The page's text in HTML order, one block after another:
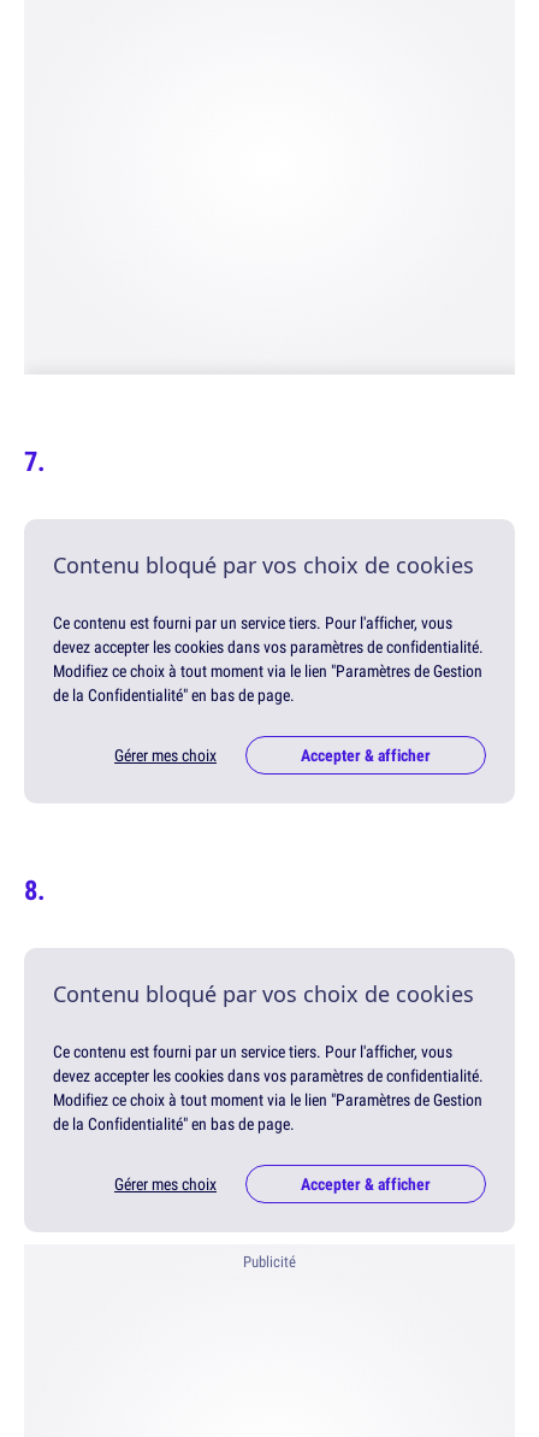
Contenu bloqué par vos choix de cookies
Ce contenu est fourni par un service tiers. Pour l'afficher, vous
devez accepter les cookies dans vos paramètres de confidentialité.
Modifiez ce choix à tout moment via le lien "Paramètres de Gestion
de la Confidentialité" en bas de page.
Gérer mes choix Accepter & afficher
Contenu bloqué par vos choix de cookies
Ce contenu est fourni par un service tiers. Pour l'afficher, vous
devez accepter les cookies dans vos paramètres de confidentialité.
Modifiez ce choix à tout moment via le lien "Paramètres de Gestion
de la Confidentialité" en bas de page.
Gérer mes choix Accepter & afficher
Publicité